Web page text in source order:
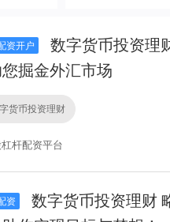
资开户
数字货币投资理
掘金外汇市场
货币投资理财
杆配资平台
资
数字货币投资理财